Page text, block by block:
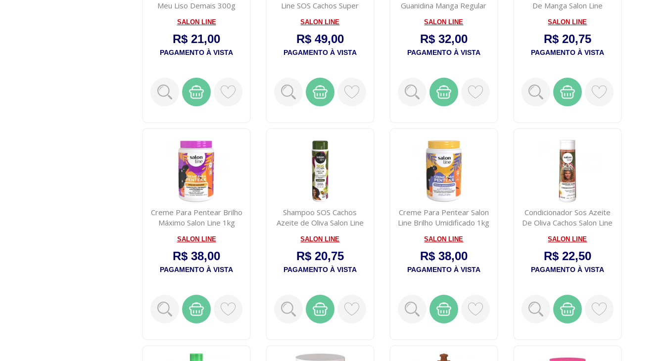
Meu Liso Demais 300g
SALON LINE
R$ 21,00
PAGAMENTO À VISTA
Line SOS Cachos Super
SALON LINE
R$ 49,00
PAGAMENTO À VISTA
Guanidina Manga Regular
SALON LINE
R$ 32,00
PAGAMENTO À VISTA
De Manga Salon Line
SALON LINE
R$ 20,75
PAGAMENTO À VISTA
Creme Para Pentear Brilho
Máximo Salon Line 1kg
SALON LINE
R$ 38,00
PAGAMENTO À VISTA
Shampoo SOS Cachos
Azeite de Oliva Salon Line
SALON LINE
R$ 20,75
PAGAMENTO À VISTA
Creme Para Pentear Salon
Line Brilho Umidificado 1kg
SALON LINE
R$ 38,00
PAGAMENTO À VISTA
Condicionador Sos Azeite
De Oliva Cachos Salon Line
SALON LINE
R$ 22,50
PAGAMENTO À VISTA